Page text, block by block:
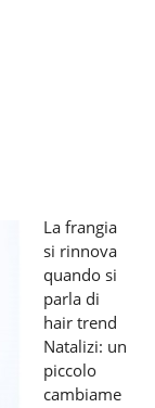
La frangia
si rinnova
quando si
parla di
hair trend
Natalizi: un
piccolo
cambiame